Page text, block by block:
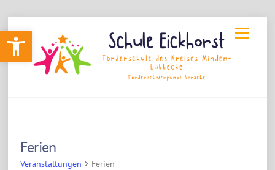
Werkzeugleiste öffnen
to
content
Menu
Ferien
Veranstaltungen Ferien